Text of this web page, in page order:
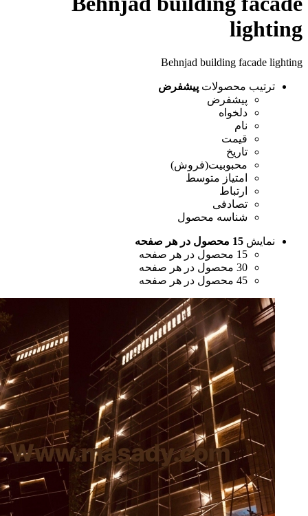
Behnjad building facade
محصولاتپیشفرض
پیشفرض
دلخواه
قیمت
محبوبیت(فروش)
امتیاز متوسط
ارتباط
تصادفی
شناسه محصول
15 محصول در هر صفحه